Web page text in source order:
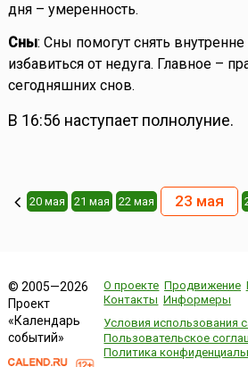
дня – умеренность.
Сны: Сны помогут снять
избавиться от недуга. Главное –
сегодняшних снов.
В 16:56 наступает полнолуние.
20 мая 21 мая 22 мая 23 мая
© 2005—2026
Проект
«Календарь
событий»
О проекте Продвижение
Контакты Информеры
Условия использования
Пользовательское
Политика